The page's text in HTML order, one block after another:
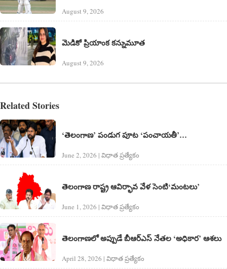
August 9, 2026
మెడికో ప్రియాంక కన్నుమూత
August 9, 2026
Related Stories
‘తెలంగాణ’ పండుగ పూట ‘పంచాయతీ’…
June 2, 2026 | విధాత ప్రత్యేకం
తెలంగాణ రాష్ట్ర ఆవిర్భావ వేళ సెంటి‘మంటలు’
June 1, 2026 | విధాత ప్రత్యేకం
తెలంగాణలో అప్పుడే బీఆర్ఎస్ నేతల ‘అధికార’ ఆశలు
April 28, 2026 | విధాత ప్రత్యేకం